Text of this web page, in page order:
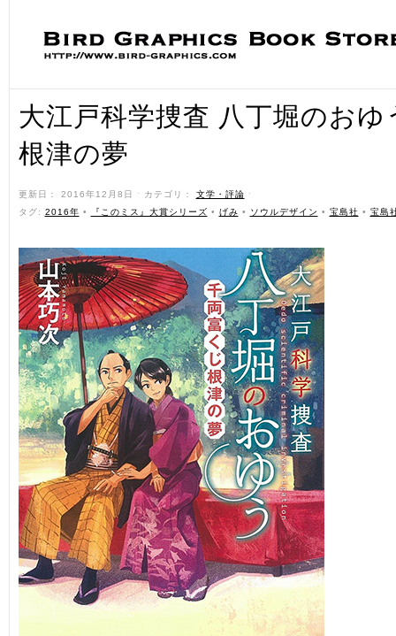
大江戸科学捜査 八丁堀のお
根津の夢
更新日： 2016年12月8日 ˑ カテゴリ： 文学・評論 ˑ
タグ: 2016年 • 『このミス』大賞シリーズ • げみ • ソウルデザイン • 宝島社 • 宝島